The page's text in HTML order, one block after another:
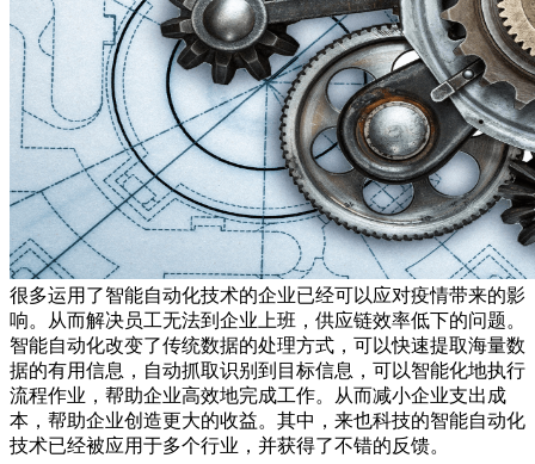
很多运用了智能自动化技术的企业已经可以应对疫情带来的影
响。从而解决员工无法到企业上班，供应链效率低下的问题。
智能自动化改变了传统数据的处理方式，可以快速提取海量数
据的有用信息，自动抓取识别到目标信息，可以智能化地执行
流程作业，帮助企业高效地完成工作。从而减小企业支出成
本，帮助企业创造更大的收益。其中，来也科技的智能自动化
技术已经被应用于多个行业，并获得了不错的反馈。